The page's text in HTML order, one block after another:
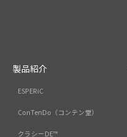
製品紹介
ESPERiC
ConTenDo（コンテン堂）
クラシーDE™